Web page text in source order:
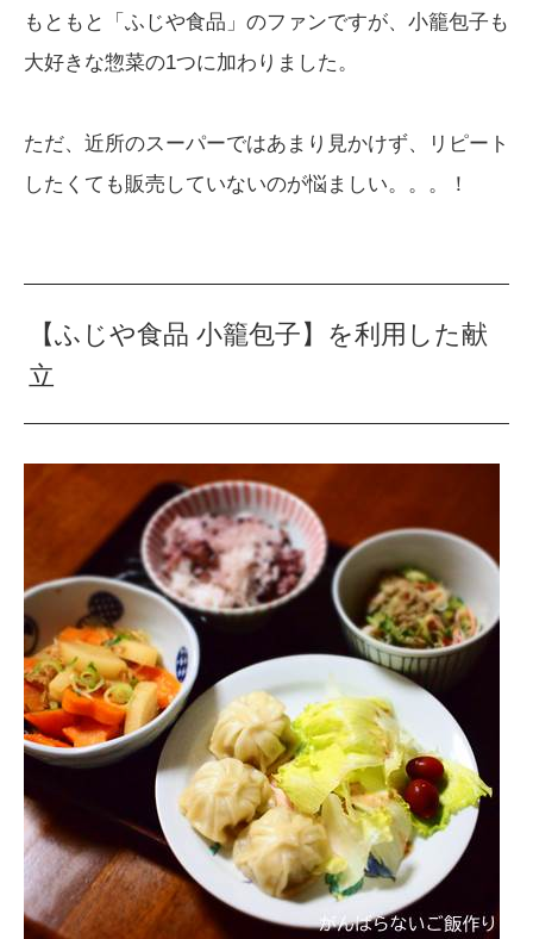
もともと「ふじや食品」のファンですが、小籠包子も
大好きな惣菜の1つに加わりました。
ただ、近所のスーパーではあまり見かけず、リピート
したくても販売していないのが悩ましい。。。！
【ふじや食品 小籠包子】を利用した献
立